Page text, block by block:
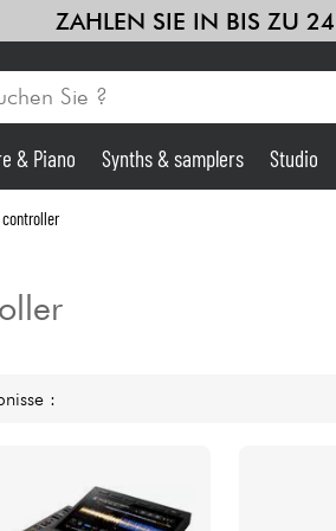
ZAHLEN SIE IN BIS ZU 24
& Piano Synths & samplers Studio
controller
: